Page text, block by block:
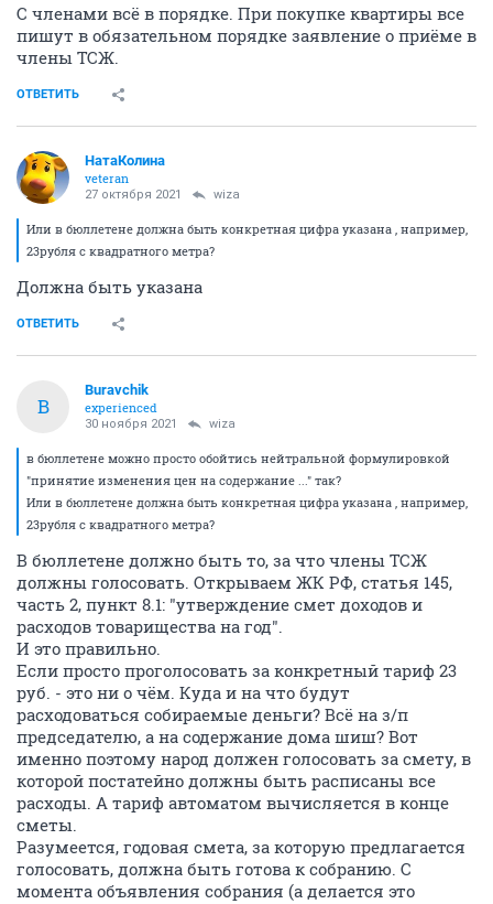
С членами всё в порядке. При покупке квартиры все
пишут в обязательном порядке заявление о приёме в
члены ТСЖ.
ОТВЕТИТЬ
НатаКолина
veteran
27 октября 2021 wiza
Или в бюллетене должна быть конкретная цифра указана , например,
23рубля с квадратного метра?
Должна быть указана
ОТВЕТИТЬ
B
Buravchik
experienced
30 ноября 2021 wiza
в бюллетене можно просто обойтись нейтральной формулировкой
"принятие изменения цен на содержание ..." так?
Или в бюллетене должна быть конкретная цифра указана , например,
23рубля с квадратного метра?
В бюллетене должно быть то, за что члены ТСЖ
должны голосовать. Открываем ЖК РФ, статья 145,
часть 2, пункт 8.1: "утверждение смет доходов и
расходов товарищества на год".
И это правильно.
Если просто проголосовать за конкретный тариф 23
руб. - это ни о чём. Куда и на что будут
расходоваться собираемые деньги? Всё на з/п
председателю, а на содержание дома шиш? Вот
именно поэтому народ должен голосовать за смету, в
которой постатейно должны быть расписаны все
расходы. А тариф автоматом вычисляется в конце
сметы.
Разумеется, годовая смета, за которую предлагается
голосовать, должна быть готова к собранию. С
момента объявления собрания (а делается это